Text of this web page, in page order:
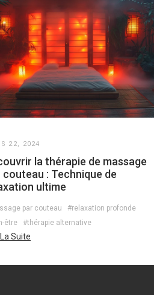
22, 2024
la thérapie de massage
couteau : Technique de
ultime
par couteau
#relaxation profonde
être
#thérapie alternative
La Suite